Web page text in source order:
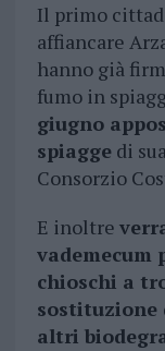
Il primo
affiancare
hanno già
fumo in
giugno
spiaggedi
Consorzio
E inoltre
chioschi a
sostituzione
altri